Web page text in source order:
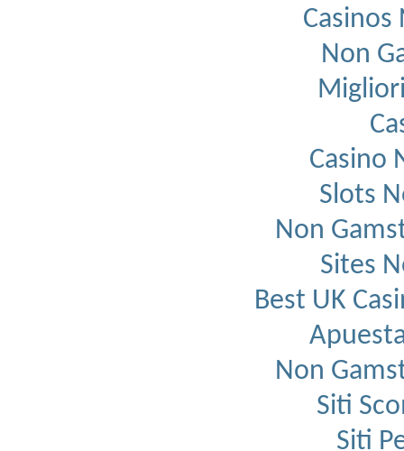
Non
Casino
Slots
Non
Sites
Best UK
Non
Siti
Siti